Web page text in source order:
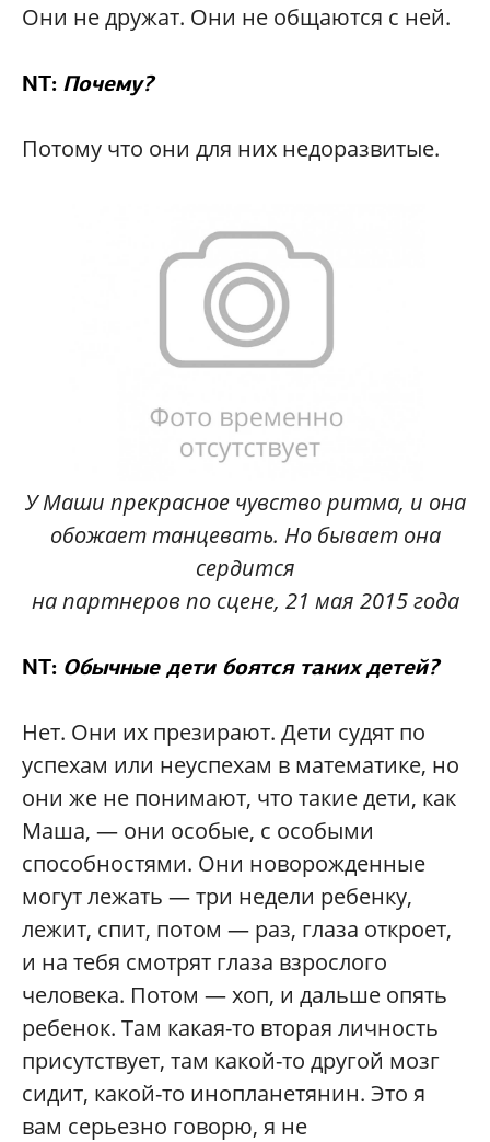
Они не дружат. Они не общаются с ней.
NT: Почему?
Потому что они для них недоразвитые.
У Маши прекрасное чувство ритма, и она
обожает танцевать. Но бывает она
сердится
на партнеров по сцене, 21 мая 2015 года
NT: Обычные дети боятся таких детей?
Нет. Они их презирают. Дети судят по
успехам или неуспехам в математике, но
они же не понимают, что такие дети, как
Маша, — они особые, с особыми
способностями. Они новорожденные
могут лежать — три недели ребенку,
лежит, спит, потом — раз, глаза откроет,
и на тебя смотрят глаза взрослого
человека. Потом — хоп, и дальше опять
ребенок. Там какая-то вторая личность
присутствует, там какой-то другой мозг
сидит, какой-то инопланетянин. Это я
вам серьезно говорю, я не